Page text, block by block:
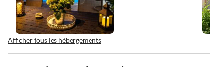
Afficher tous les hébergements